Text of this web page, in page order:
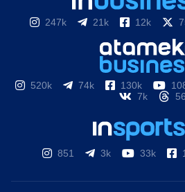
247k 21k 12k
520k 74k 130k
7k
851 3k 33k